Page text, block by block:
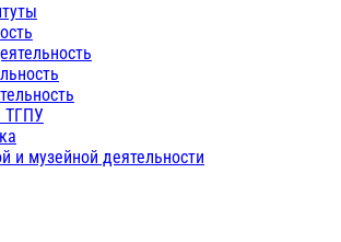
ТГПУ
и музейной деятельности